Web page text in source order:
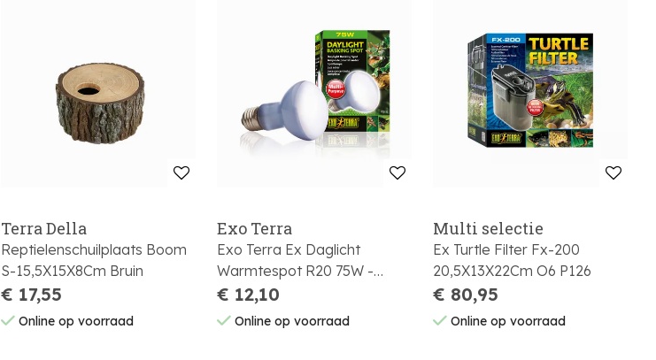
Terra Della
Reptielenschuilplaats Boom
S-15,5X15X8Cm Bruin
€ 17,55
Online op voorraad
Exo Terra
Exo Terra Ex Daglicht
Warmtespot R20 75W -
6,5X6,5X10Cm
6,5X6,5X10Cm I6 O120
€ 12,10
Online op voorraad
Multi selectie
Ex Turtle Filter Fx-200
20,5X13X22Cm O6 P126
€ 80,95
Online op voorraad